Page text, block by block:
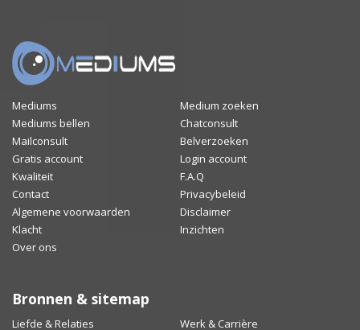
Mediums
Medium zoeken
Mediums bellen
Chatconsult
Mailconsult
Belverzoeken
Gratis account
Login account
Kwaliteit
F.A.Q
Contact
Privacybeleid
Algemene voorwaarden
Disclaimer
Klacht
Inzichten
Over ons
Bronnen & sitemap
Liefde & Relaties Werk & Carrière